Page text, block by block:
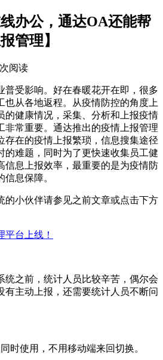
办公，通达OA还能帮
管理】
阅读
普受影响。好在春暖花开在即，很多
也从各地返程。从疫情防控的角度上
的健康情况，采集、分析和上报疫情
非常重要。通达推出的疫情上报管理
存在的疫情上报繁琐，信息搜集途径
的难题，同时为了更快速收集员工健
信息上报效率，最重要的是为疫情防
息保障。
的小伙伴请参见之前文章或点击下方
台上线！
统之前，统计人员比较辛苦，偶尔会
有主动上报，还需要统计人员不断问
时使用，不用移动端来回切换。